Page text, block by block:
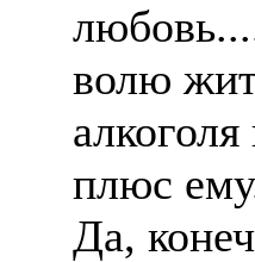
волю
плюс
Да,